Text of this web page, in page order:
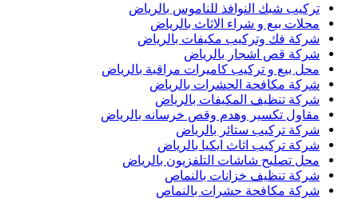
تركيب شبك النوافذ للناموس بالرياض
محلات بيع و شراء الاثاث بالرياض
شركة فك وتركيب مكيفات بالرياض
شركة قص اشجار بالرياض
محل بيع و تركيب كاميرات مراقبة بالرياض
شركة مكافحة الحشرات بالرياض
شركة تنظيف المكيفات بالرياض
مقاول تكسير وهدم وقص خرسانه بالرياض
شركة تركيب ستائر بالرياض
شركة تركيب اثاث ايكيا بالرياض
محل تصليح شاشات التلفزيون بالرياض
شركة تنظيف خزانات بالنماص
شركة مكافحة حشرات بالنماص